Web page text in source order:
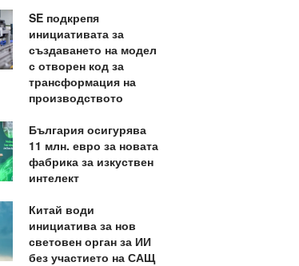
SE подкрепя
инициативата за
създаването на модел
с отворен код за
трансформация на
производството
България осигурява
11 млн. евро за новата
фабрика за изкуствен
интелект
Китай води
инициатива за нов
световен орган за ИИ
без участието на САЩ